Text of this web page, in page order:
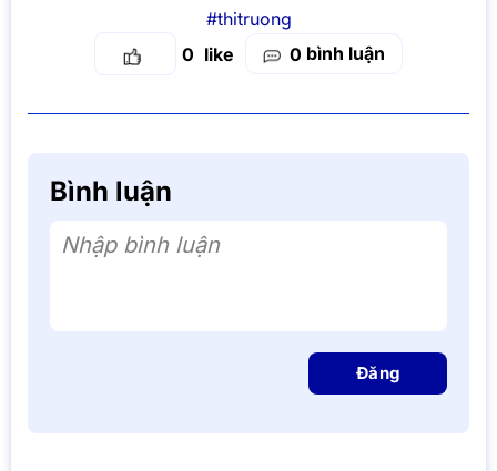
#thitruong
0
0 bình luận
Bình luận
Nhập bình luận
Đăng